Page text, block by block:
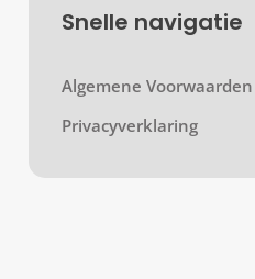
Snelle navigatie
Algemene Voorwaarden
Privacyverklaring